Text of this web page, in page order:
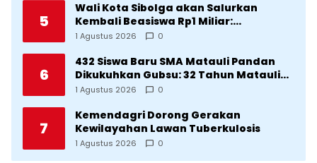
5
Wali Kota Sibolga akan Salurkan
Kembali Beasiswa Rp1 Miliar:
Diproritaskan Mahasiswa Korban
1 Agustus 2026 0
6
432 Siswa Baru SMA Matauli Pandan
Dikukuhkan Gubsu: 32 Tahun Matauli
Cetak SDM Unggul
1 Agustus 2026 0
7
Kemendagri Dorong Gerakan
Kewilayahan Lawan Tuberkulosis
1 Agustus 2026 0